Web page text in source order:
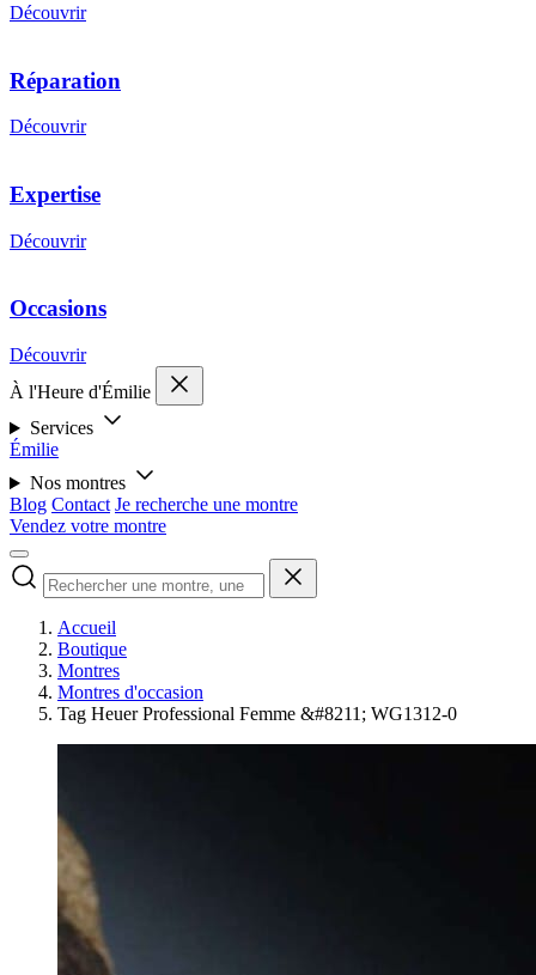
Découvrir
Réparation
Découvrir
Expertise
Découvrir
Occasions
Découvrir
À l'Heure d'Émilie
Services
Émilie
Nos montres
Blog Contact Je recherche une montre
Vendez votre montre
Accueil
Boutique
Montres
Montres d'occasion
Tag Heuer Professional Femme &#8211; WG1312-0